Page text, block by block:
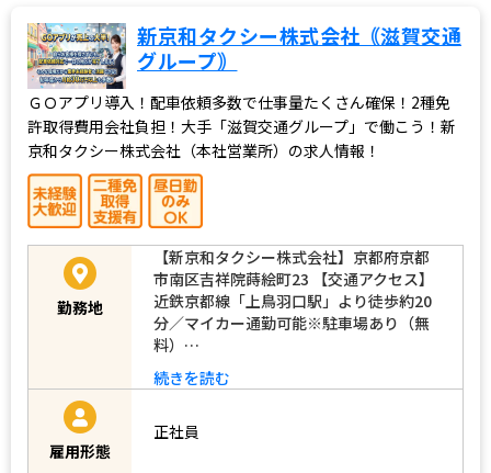
新京和タクシー株式会社｟滋賀交通
グループ｠
ＧＯアプリ導入！配車依頼多数で仕事量たくさん確保！2種免
許取得費用会社負担！大手「滋賀交通グループ」で働こう！新
京和タクシー株式会社（本社営業所）の求人情報！
勤務地
【新京和タクシー株式会社】京都府京都
市南区吉祥院蒔絵町23 【交通アクセス】
近鉄京都線「上鳥羽口駅」より徒歩約20
分／マイカー通勤可能※駐車場あり（無
料）…
続きを読む
雇用形態
正社員